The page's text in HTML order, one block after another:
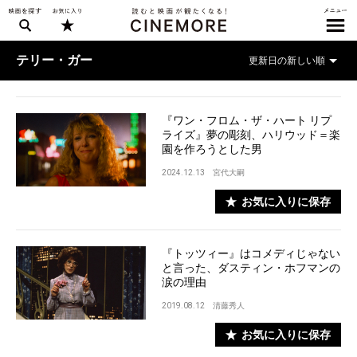
テリー・ガー
『ワン・フロム・ザ・ハート リプ
ライズ』夢の彫刻、ハリウッド＝楽
園を作ろうとした男
2024.12.13 宮代大嗣
お気に入りに保存
『トッツィー』はコメディじゃない
と言った、ダスティン・ホフマンの
涙の理由
2019.08.12 清藤秀人
お気に入りに保存